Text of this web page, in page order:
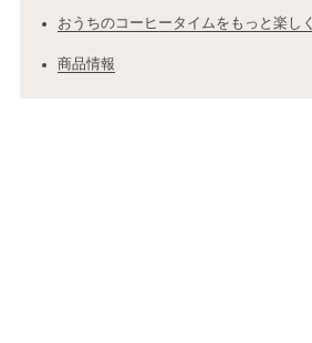
おうちのコーヒータイムをもっと楽しく
商品情報